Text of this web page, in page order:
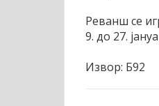
Реванш се
9. до 27.
Извор: Б92